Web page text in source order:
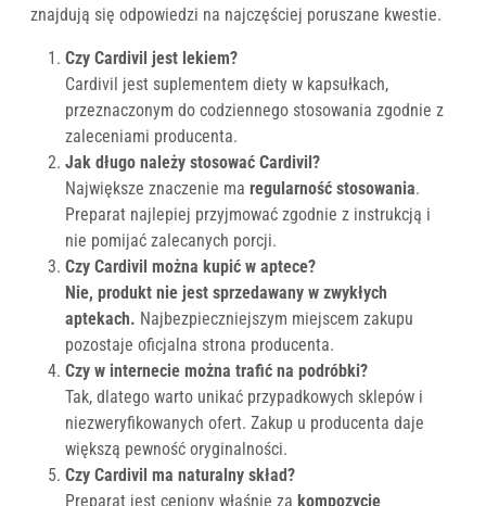
znajdują się odpowiedzi na najczęściej poruszane kwestie.
Czy Cardivil jest lekiem?
Cardivil jest suplementem diety w kapsułkach,
przeznaczonym do codziennego stosowania zgodnie z
zaleceniami producenta.
Jak długo należy stosować Cardivil?
Największe znaczenie ma regularność stosowania.
Preparat najlepiej przyjmować zgodnie z instrukcją i
nie pomijać zalecanych porcji.
Czy Cardivil można kupić w aptece?
Nie, produkt nie jest sprzedawany w zwykłych
aptekach. Najbezpieczniejszym miejscem zakupu
pozostaje oficjalna strona producenta.
Czy w internecie można trafić na podróbki?
Tak, dlatego warto unikać przypadkowych sklepów i
niezweryfikowanych ofert. Zakup u producenta daje
większą pewność oryginalności.
Czy Cardivil ma naturalny skład?
Preparat jest ceniony właśnie za kompozycję